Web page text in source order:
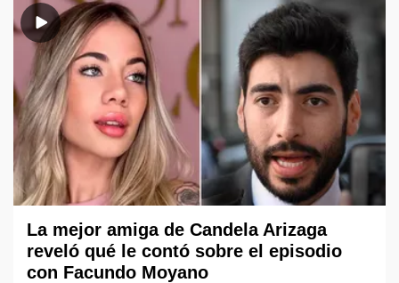
La mejor amiga de Candela Arizaga
reveló qué le contó sobre el episodio
con Facundo Moyano